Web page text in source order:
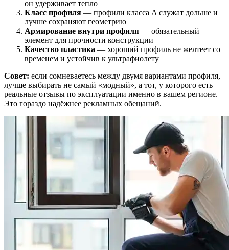
он удерживает тепло
Класс профиля — профили класса A служат дольше и
лучше сохраняют геометрию
Армирование внутри профиля — обязательный
элемент для прочности конструкции
Качество пластика — хороший профиль не желтеет со
временем и устойчив к ультрафиолету
Совет: если сомневаетесь между двумя вариантами профиля,
лучше выбирать не самый «модный», а тот, у которого есть
реальные отзывы по эксплуатации именно в вашем регионе.
Это гораздо надёжнее рекламных обещаний.